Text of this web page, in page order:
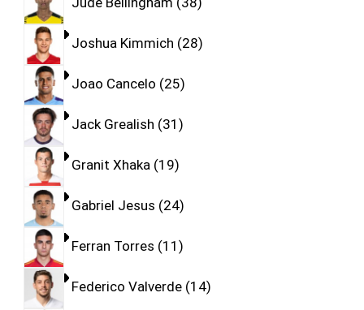
Joshua Kimmich 28
Joao Cancelo 25
Jack Grealish 31
Granit Xhaka 19
Gabriel Jesus 24
Ferran Torres 11
Federico Valverde 14